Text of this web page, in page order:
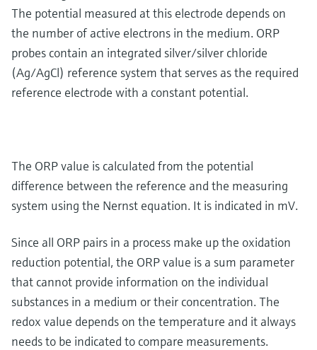
The potential measured at this electrode depends on
the number of active electrons in the medium. ORP
probes contain an integrated silver/silver chloride
(Ag/AgCl) reference system that serves as the required
reference electrode with a constant potential.
The ORP value is calculated from the potential
difference between the reference and the measuring
system using the Nernst equation. It is indicated in mV.
Since all ORP pairs in a process make up the oxidation
reduction potential, the ORP value is a sum parameter
that cannot provide information on the individual
substances in a medium or their concentration. The
redox value depends on the temperature and it always
needs to be indicated to compare measurements.